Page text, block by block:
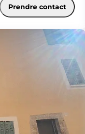
soit un loyer de 780 
maintenant votre dossier
vers vous une fois
bien est exposé sont
Prendre contact